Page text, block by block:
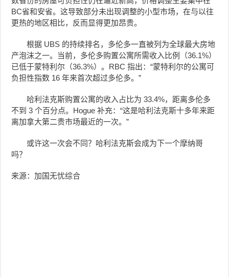
BC省和安省。这导致部分未出现调整的小型市场，在与以往
更热的地区相比，反而显得更加昂贵。
根据 UBS 的持续排名，多伦多一直被列为全球最大房地
产泡沫之一。当前，多伦多购置公寓所需收入比例（36.1%）
已低于蒙特利尔（36.3%）。RBC 指出：“蒙特利尔的公寓可
负担性指数 16 年来首次超过多伦多。”
哈利法克斯购置公寓的收入占比为 33.4%，距离多伦多
不到 3 个百分点。Hogue 补充：“这是哈利法克斯十多年来距
离加拿大第二贵市场最近的一次。”
或许这一次会不同？哈利法克斯会成为下一个摩纳哥
吗？
来源：加国无忧综合